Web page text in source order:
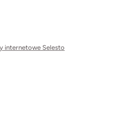
internetowe Selesto